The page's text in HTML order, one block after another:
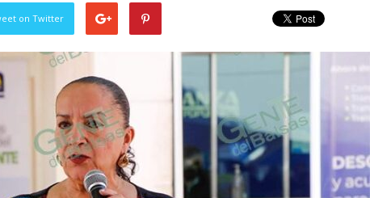
on Twitter